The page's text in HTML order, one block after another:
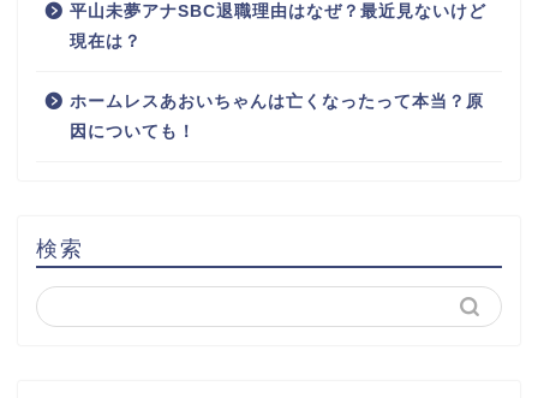
平山未夢アナSBC退職理由はなぜ？最近見ないけど
現在は？
ホームレスあおいちゃんは亡くなったって本当？原
因についても！
検索